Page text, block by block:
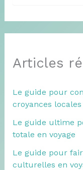
Articles
Le guide pour
croyances locales
Le guide ultime
totale en voyage
Le guide pour
culturelles en